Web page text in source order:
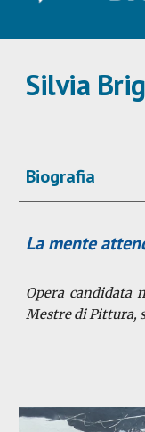
Silvia
Biografia
La mente
Opera candidata
Mestre di Pittura,